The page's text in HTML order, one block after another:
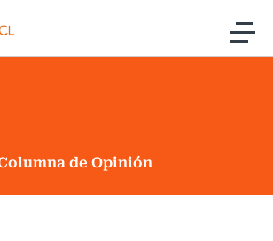
al contenido
de Opinión